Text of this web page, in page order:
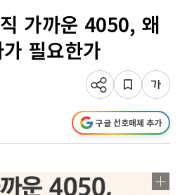
가까운 4050, 왜
필요한가
구글 선호매체 추가